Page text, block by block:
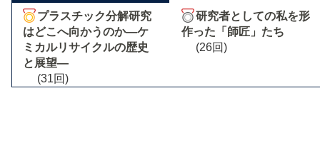
プラスチック分解研究
はどこへ向かうのか―ケ
ミカルリサイクルの歴史
と展望―
(31回)
研究者としての私を形
作った「師匠」たち
(26回)